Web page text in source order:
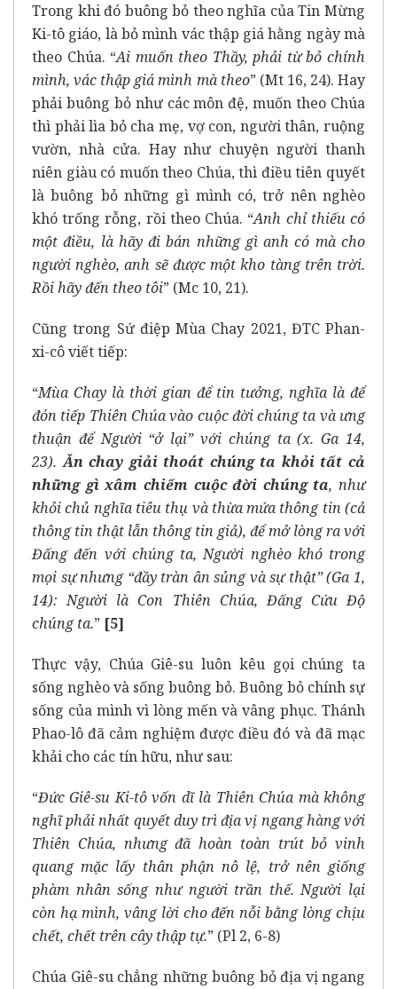
Trong khi đó buông bỏ theo nghĩa của Tin Mừng
Ki-tô giáo, là bỏ mình vác thập giá hằng ngày mà
theo Chúa. “Ai muốn theo Thầy, phải từ bỏ chính
mình, vác thập giá mình mà theo” (Mt 16, 24). Hay
phải buông bỏ như các môn đệ, muốn theo Chúa
thì phải lìa bỏ cha mẹ, vợ con, người thân, ruộng
vườn, nhà cửa. Hay như chuyện người thanh
niên giàu có muốn theo Chúa, thì điều tiên quyết
là buông bỏ những gì mình có, trở nên nghèo
khó trống rỗng, rồi theo Chúa. “Anh chỉ thiếu có
một điều, là hãy đi bán những gì anh có mà cho
người nghèo, anh sẽ được một kho tàng trên trời.
Rồi hãy đến theo tôi” (Mc 10, 21).
Cũng trong Sứ điệp Mùa Chay 2021, ĐTC Phan-
xi-cô viết tiếp:
“Mùa Chay là thời gian để tin tưởng, nghĩa là để
đón tiếp Thiên Chúa vào cuộc đời chúng ta và ưng
thuận để Người “ở lại” với chúng ta (x. Ga 14,
23).Ăn chay giải thoát chúng ta khỏi tất cả
những gì xâm chiếm cuộc đời chúng ta, như
khỏi chủ nghĩa tiêu thụ và thừa mứa thông tin (cả
thông tin thật lẫn thông tin giả), để mở lòng ra với
Đấng đến với chúng ta, Người nghèo khó trong
mọi sự nhưng “đầy tràn ân sủng và sự thật” (Ga 1,
14): Người là Con Thiên Chúa, Đấng Cứu Độ
chúng ta.” [5]
Thực vậy, Chúa Giê-su luôn kêu gọi chúng ta
sống nghèo và sống buông bỏ. Buông bỏ chính sự
sống của mình vì lòng mến và vâng phục. Thánh
Phao-lô đã cảm nghiệm được điều đó và đã mạc
khải cho các tín hữu, như sau:
“Đức Giê-su Ki-tô vốn dĩ là Thiên Chúa mà không
nghĩ phải nhất quyết duy trì địa vị ngang hàng với
Thiên Chúa, nhưng đã hoàn toàn trút bỏ vinh
quang mặc lấy thân phận nô lệ, trở nên giống
phàm nhân sống như người trần thế. Người lại
còn hạ mình, vâng lời cho đến nỗi bằng lòng chịu
chết, chết trên cây thập tự.” (Pl 2, 6-8)
Chúa Giê-su chẳng những buông bỏ địa vị ngang